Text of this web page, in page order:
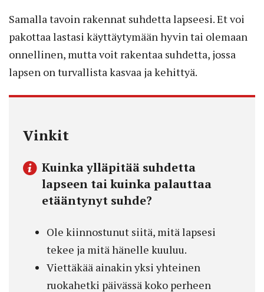
Samalla tavoin rakennat suhdetta lapseesi. Et voi
pakottaa lastasi käyttäytymään hyvin tai olemaan
onnellinen, mutta voit rakentaa suhdetta, jossa
lapsen on turvallista kasvaa ja kehittyä.
Vinkit
Kuinka ylläpitää suhdetta
lapseen tai kuinka palauttaa
etääntynyt suhde?
Ole kiinnostunut siitä, mitä lapsesi
tekee ja mitä hänelle kuuluu.
Viettäkää ainakin yksi yhteinen
ruokahetki päivässä koko perheen